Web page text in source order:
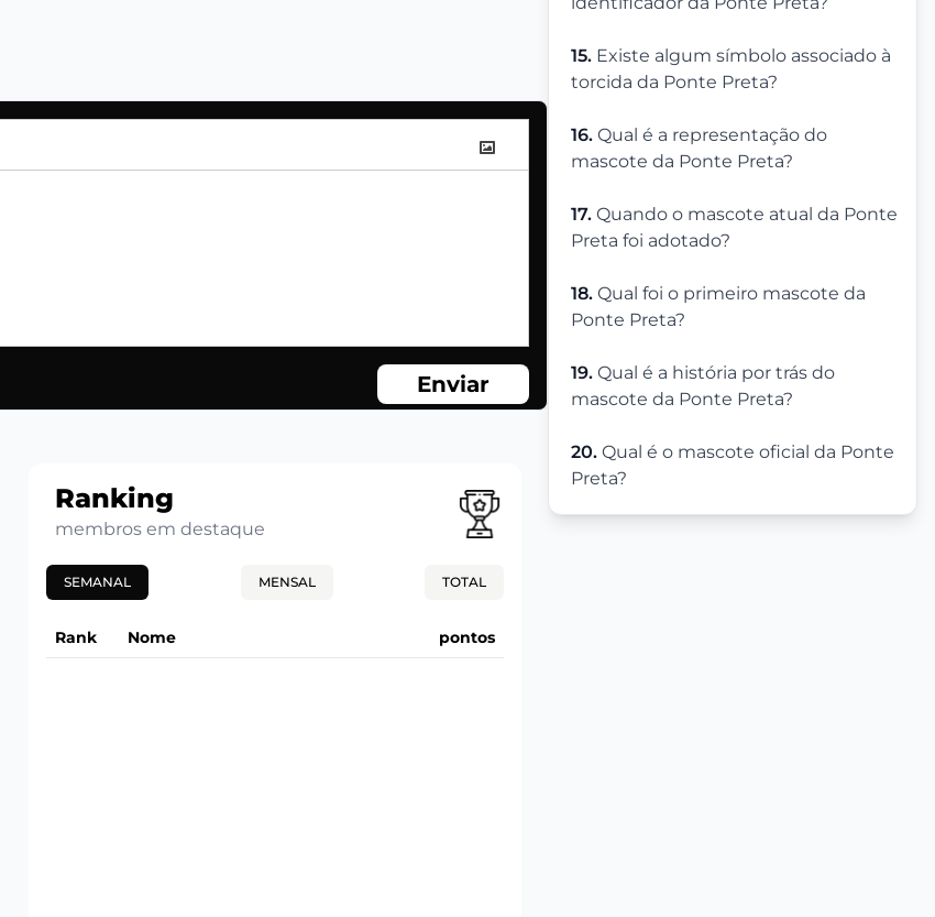
15. Existe algum símbolo associado à
torcida da Ponte Preta?
16. Qual é a representação do
mascote da Ponte Preta?
17. Quando o mascote atual da Ponte
Preta foi adotado?
18. Qual foi o primeiro mascote da
Ponte Preta?
19. Qual é a história por trás do
mascote da Ponte Preta?
20. Qual é o mascote oficial da Ponte
Preta?
Enviar
Ranking
membros em destaque
SEMANAL MENSAL TOTAL
Rank Nome pontos